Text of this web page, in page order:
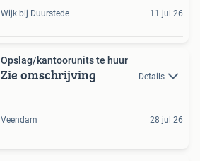
Wijk bij Duurstede 11 jul 26
Opslag/kantoorunits te huur
Zie omschrijving Details
Veendam 28 jul 26